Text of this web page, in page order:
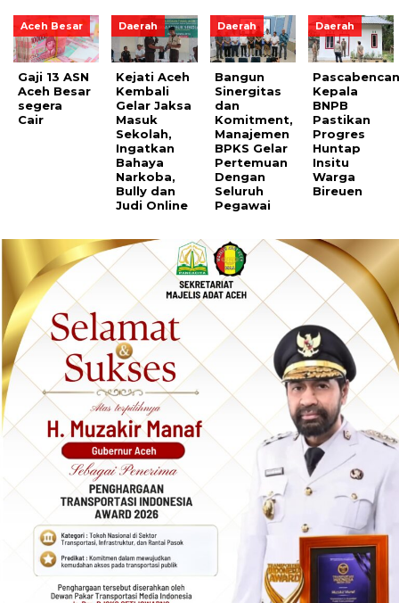
Aceh Besar
Gaji 13 ASN
Aceh Besar
segera
Cair
Daerah
Kejati Aceh
Kembali
Gelar Jaksa
Masuk
Sekolah,
Ingatkan
Bahaya
Narkoba,
Bully dan
Judi Online
Daerah
Bangun
Sinergitas
dan
Komitment,
Manajemen
BPKS Gelar
Pertemuan
Dengan
Seluruh
Pegawai
Daerah
Kepala
BNPB
Pastikan
Progres
Huntap
Insitu
Warga
Bireuen